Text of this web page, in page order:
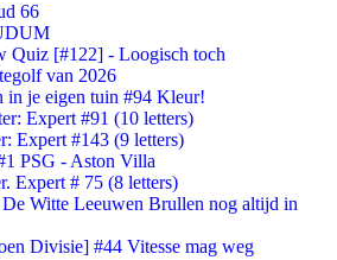
66
Quiz [#122] - Loogisch toch
van 2026
in je eigen tuin #94 Kleur!
Expert #91 (10 letters)
Expert #143 (9 letters)
PSG - Aston Villa
Expert # 75 (8 letters)
Witte Leeuwen Brullen nog altijd in
Divisie] #44 Vitesse mag weg